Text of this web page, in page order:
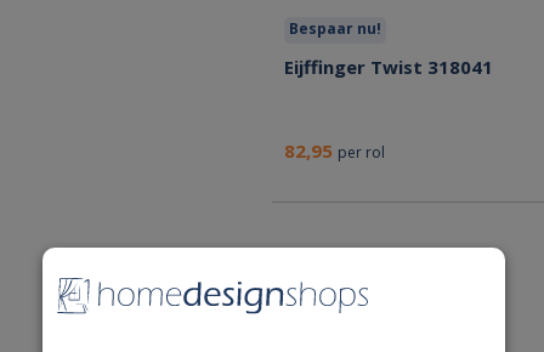
Bespaar nu!
Eijffinger Twist 318041
82,95 per rol